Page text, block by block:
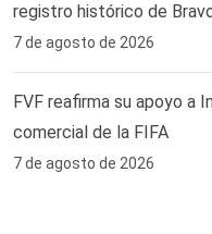
registro histórico de
7 de agosto de 2026
FVF reafirma su apoyo a
comercial de la FIFA
7 de agosto de 2026